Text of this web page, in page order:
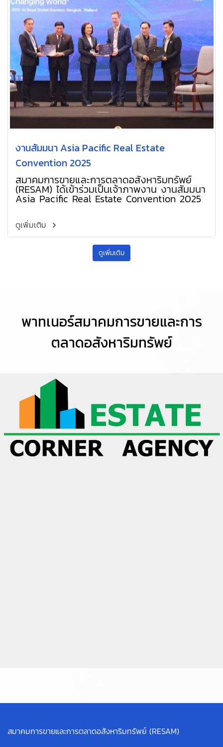
งานสัมมนา Asia Pacific Real Estate
Convention 2025
สมาคมการขายและการตลาดอสังหาริมทรัพย์
(RESAM) ได้เข้าร่วมเป็นเจ้าภาพงาน งานสัมมนา
Asia Pacific Real Estate Convention 2025
ดูเพิ่มเติม
ดูเพิ่มเติม
พาทเนอร์สมาคมการขายและการ
ตลาดอสังหาริมทรัพย์
สมาคมการขายและการตลาดอสังหาริมทรัพย์ (RESAM)